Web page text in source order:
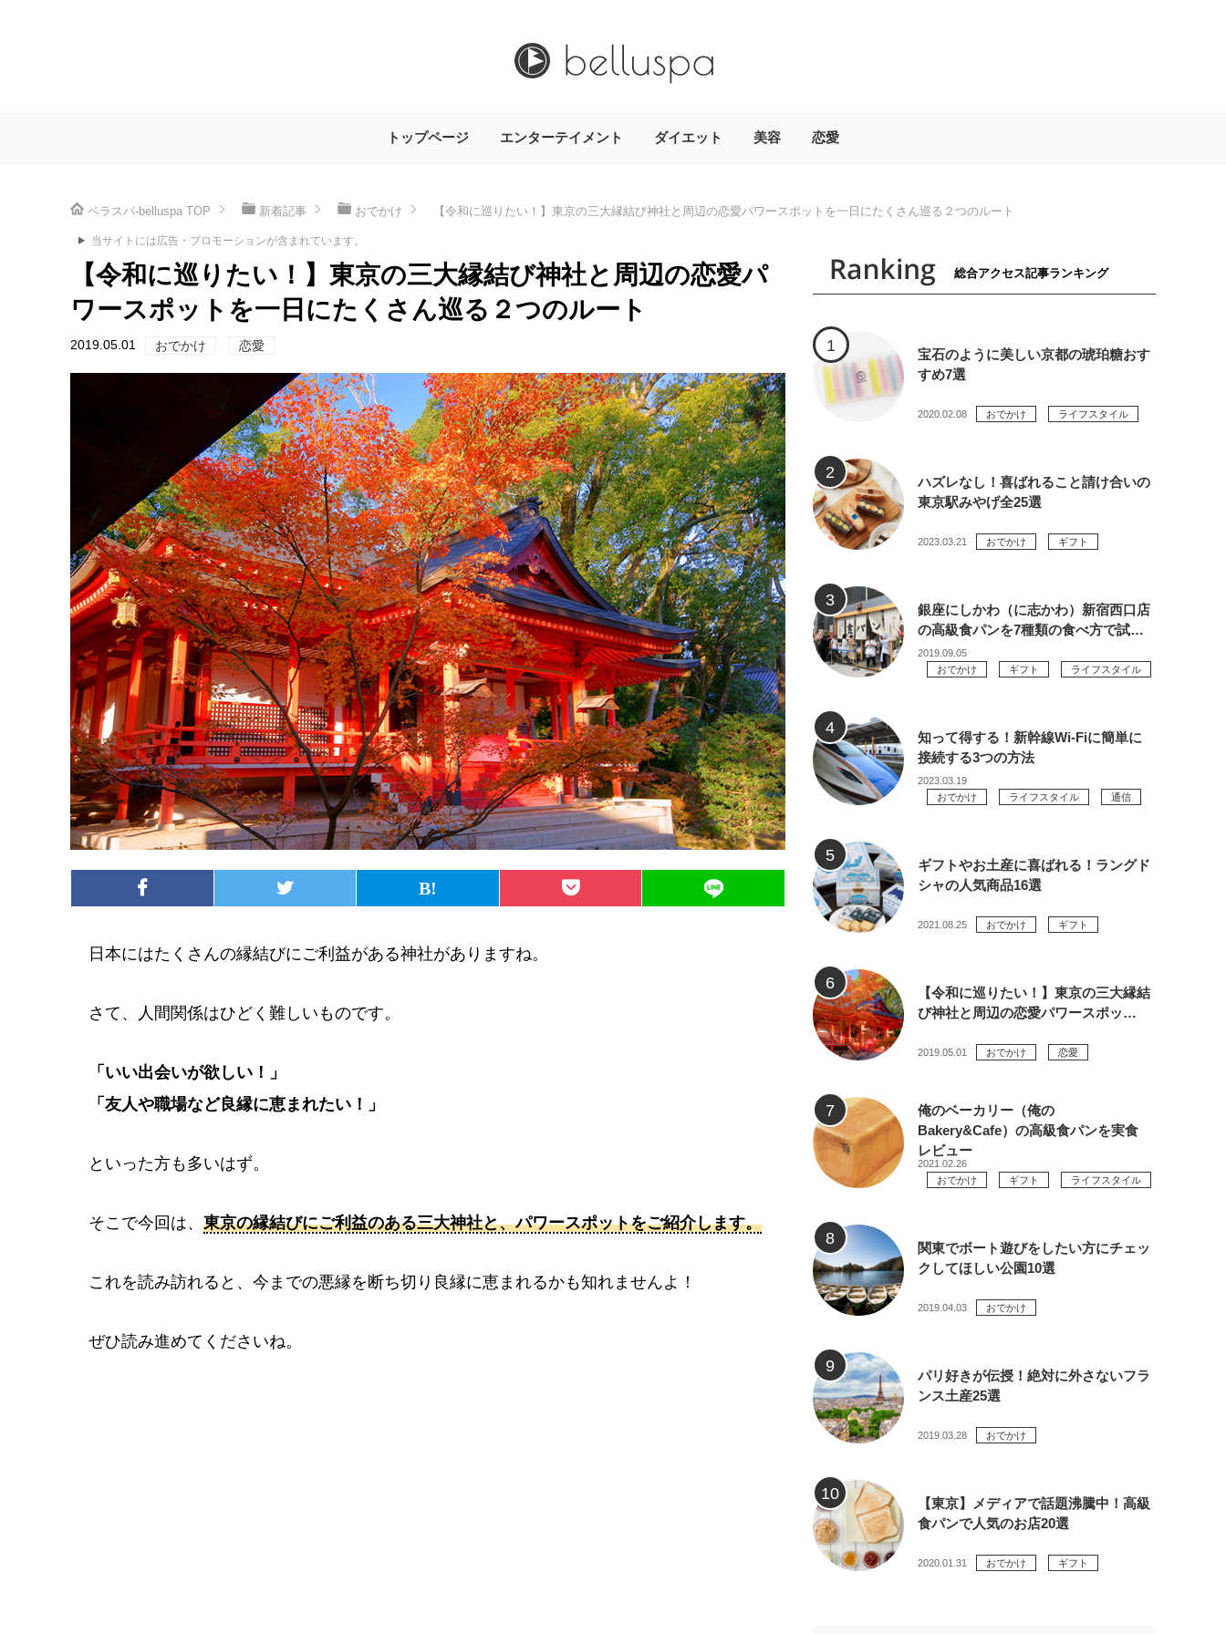
トップページ エンターテイメント ダイエット 美容 恋愛
ベラスパ-belluspa TOP 新着記事 おでかけ 【令和に巡りたい！】東京の三大縁結び神社と周辺の恋愛パワースポットを一日にたくさん巡る２つのルート
当サイトには広告・プロモーションが含まれています。
【令和に巡りたい！】東京の三大縁結び神社と周辺の恋愛パ
ワースポットを一日にたくさん巡る２つのルート
2019.05.01 おでかけ 恋愛
日本にはたくさんの縁結びにご利益がある神社がありますね。
さて、人間関係はひどく難しいものです。
「いい出会いが欲しい！」
「友人や職場など良縁に恵まれたい！」
といった方も多いはず。
そこで今回は、 東京の縁結びにご利益のある三大神社と、パワースポットをご紹介します。
これを読み訪れると、今までの悪縁を断ち切り良縁に恵まれるかも知れませんよ！
ぜひ読み進めてくださいね。
総合アクセス記事ランキング
宝石のように美しい京都の琥珀糖おす
すめ7選
2020.02.08 おでかけ ライフスタイル
ハズレなし！喜ばれること請け合いの
東京駅みやげ全25選
2023.03.21 おでかけ ギフト
銀座にしかわ（に志かわ）新宿西口店
の高級食パンを7種類の食べ方で試…
2019.09.05
おでかけ
ギフト ライフスタイル
知って得する！新幹線Wi-Fiに簡単に
接続する3つの方法
2023.03.19
おでかけ
ライフスタイル 通信
ギフトやお土産に喜ばれる！ラングド
シャの人気商品16選
2021.08.25 おでかけ ギフト
【令和に巡りたい！】東京の三大縁結
び神社と周辺の恋愛パワースポッ…
2019.05.01 おでかけ 恋愛
俺のベーカリー（俺の
Bakery&Cafe）の高級食パンを実食
レビュー
2021.02.26
おでかけ
ギフト ライフスタイル
関東でボート遊びをしたい方にチェッ
クしてほしい公園10選
2019.04.03 おでかけ
パリ好きが伝授！絶対に外さないフラ
ンス土産25選
2019.03.28 おでかけ
【東京】メディアで話題沸騰中！高級
食パンで人気のお店20選
2020.01.31 おでかけ ギフト